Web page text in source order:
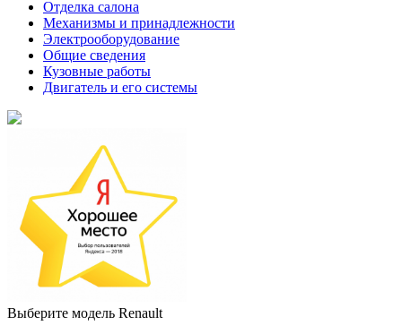
Отделка салона
Механизмы и принадлежности
Электрооборудование
Общие сведения
Кузовные работы
Двигатель и его системы
Выберите модель Renault